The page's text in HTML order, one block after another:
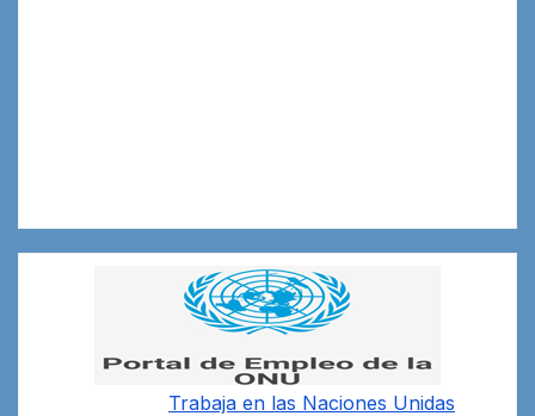
Trabaja en las Naciones Unidas